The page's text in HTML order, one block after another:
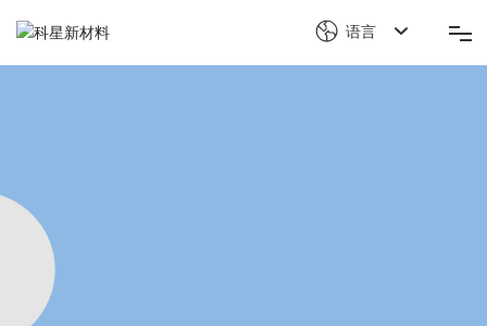
产品解决方案
科星竞争力
语言